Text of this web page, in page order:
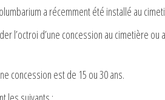
a récemment été installé au
l’octroi d’une concession au cimetière
concession est de 15 ou 30 ans.